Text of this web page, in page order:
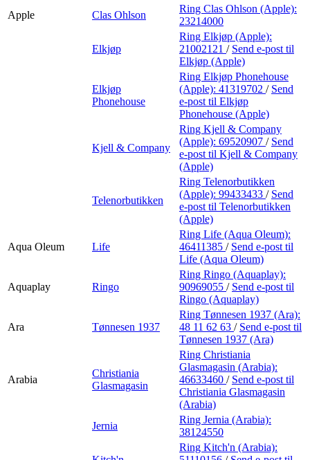
Apple
Clas Ohlson
Ring Clas Ohlson (Apple):
23214000
Elkjøp
Ring Elkjøp (Apple):
21002121 / Send e-post til
Elkjøp (Apple)
Elkjøp
Phonehouse
Ring Elkjøp Phonehouse
(Apple): 41319702 / Send
e-post til Elkjøp
Phonehouse (Apple)
Kjell & Company
Ring Kjell & Company
(Apple): 69520907 / Send
e-post til Kjell & Company
(Apple)
Telenorbutikken
Ring Telenorbutikken
(Apple): 99433433 / Send
e-post til Telenorbutikken
(Apple)
Aqua Oleum Life
Ring Life (Aqua Oleum):
46411385 / Send e-post til
Life (Aqua Oleum)
Aquaplay Ringo
Ring Ringo (Aquaplay):
90969055 / Send e-post til
Ringo (Aquaplay)
Ara Tønnesen 1937
Ring Tønnesen 1937 (Ara):
48 11 62 63 / Send e-post til
Tønnesen 1937 (Ara)
Arabia
Christiania
Glasmagasin
Ring Christiania
Glasmagasin (Arabia):
46633460 / Send e-post til
Christiania Glasmagasin
(Arabia)
Jernia
Ring Jernia (Arabia):
38124550
Ring Kitch'n (Arabia):